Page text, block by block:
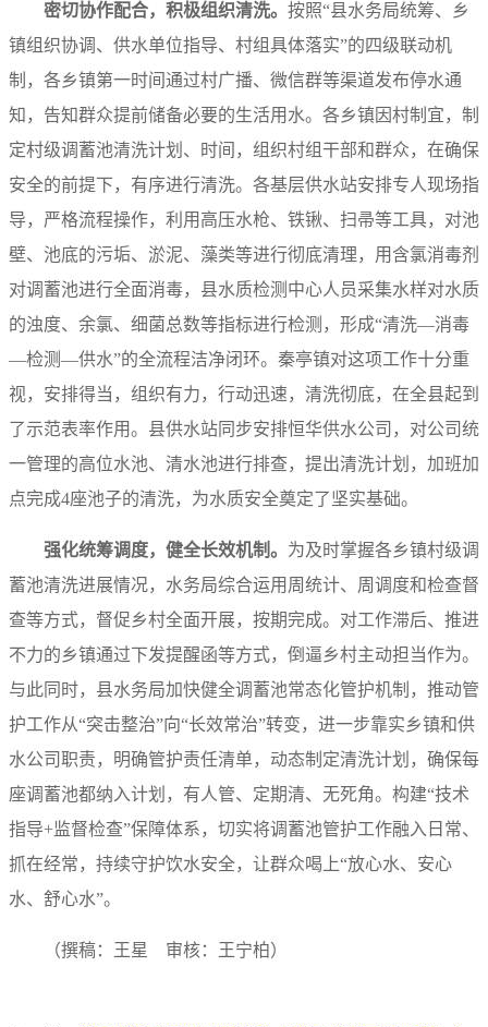
密切协作配合，积极组织清洗。 按照“县水务局统筹、乡
镇组织协调、供水单位指导、村组具体落实”的四级联动机
制，各乡镇第一时间通过村广播、微信群等渠道发布停水通
知，告知群众提前储备必要的生活用水。各乡镇因村制宜，制
定村级调蓄池清洗计划、时间，组织村组干部和群众，在确保
安全的前提下，有序进行清洗。各基层供水站安排专人现场指
导，严格流程操作，利用高压水枪、铁锹、扫帚等工具，对池
壁、池底的污垢、淤泥、藻类等进行彻底清理，用含氯消毒剂
对调蓄池进行全面消毒，县水质检测中心人员采集水样对水质
的浊度、余氯、细菌总数等指标进行检测，形成“清洗—消毒
—检测—供水”的全流程洁净闭环。秦亭镇对这项工作十分重
视，安排得当，组织有力，行动迅速，清洗彻底，在全县起到
了示范表率作用。县供水站同步安排恒华供水公司，对公司统
一管理的高位水池、清水池进行排查，提出清洗计划，加班加
点完成4座池子的清洗，为水质安全奠定了坚实基础。
强化统筹调度，健全长效机制。 为及时掌握各乡镇村级调
蓄池清洗进展情况，水务局综合运用周统计、周调度和检查督
查等方式，督促乡村全面开展，按期完成。对工作滞后、推进
不力的乡镇通过下发提醒函等方式，倒逼乡村主动担当作为。
与此同时，县水务局加快健全调蓄池常态化管护机制，推动管
护工作从“突击整治”向“长效常治”转变，进一步靠实乡镇和供
水公司职责，明确管护责任清单，动态制定清洗计划，确保每
座调蓄池都纳入计划，有人管、定期清、无死角。构建“技术
指导+监督检查”保障体系，切实将调蓄池管护工作融入日常、
抓在经常，持续守护饮水安全，让群众喝上“放心水、安心
水、舒心水”。
（撰稿：王星 审核：王宁柏）